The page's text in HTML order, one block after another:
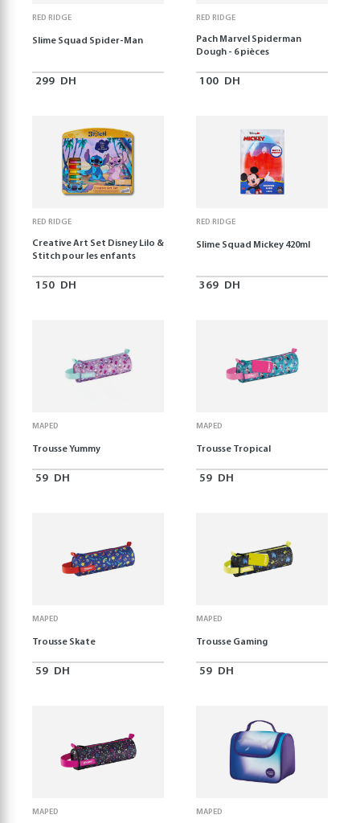
RED RIDGE
Slime Squad Spider-Man
299 DH
RED RIDGE
Pach Marvel Spiderman
Dough - 6 pièces
100 DH
RED RIDGE
Creative Art Set Disney Lilo &
Stitch pour les enfants
150 DH
RED RIDGE
Slime Squad Mickey 420ml
369 DH
MAPED
Trousse Yummy
59 DH
MAPED
Trousse Tropical
59 DH
MAPED
Trousse Skate
59 DH
MAPED
Trousse Gaming
59 DH
MAPED MAPED